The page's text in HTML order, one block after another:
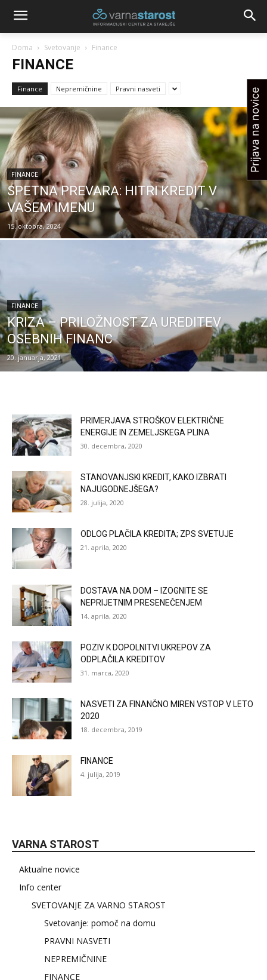
Doma Svetovanje Finance
FINANCE
Finance Nepremičnine Pravni nasveti
FINANCE
SPETNA PREVARA: HITRI KREDIT V
VAŠEM IMENU
15. oktobra, 2024
FINANCE
KRIZA – PRILOŽNOST ZA UREDITEV
OSEBNIH FINANC
20. januarja, 2021
PRIMERJAVA STROŠKOV ELEKTRIČNE
ENERGIJE IN ZEMELJSKEGA PLINA
30. decembra, 2020
STANOVANJSKI KREDIT, KAKO IZBRATI
NAJUGODNEJŠEGA?
28. julija, 2020
ODLOG PLAČILA KREDITA; ZPS SVETUJE
21. aprila, 2020
DOSTAVA NA DOM – IZOGNITE SE
NEPRIJETNIM PRESENEČENJEM
14. aprila, 2020
POZIV K DOPOLNITVI UKREPOV ZA
ODPLAČILA KREDITOV
31. marca, 2020
NASVETI ZA FINANČNO MIREN VSTOP V LETO
2020
18. decembra, 2019
FINANCE
4. julija, 2019
VARNA STAROST
Aktualne novice
Info center
SVETOVANJE ZA VARNO STAROST
Svetovanje: pomoč na domu
PRAVNI NASVETI
NEPREMIČNINE
FINANCE
Prijava na novice